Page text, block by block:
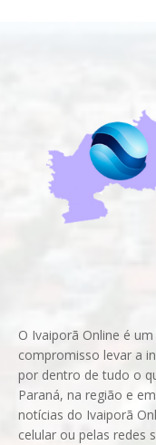
O Ivaiporã Online é
compromisso levar a
por dentro de tudo o
Paraná, na região e
notícias do Ivaiporã
celular ou pelas redes